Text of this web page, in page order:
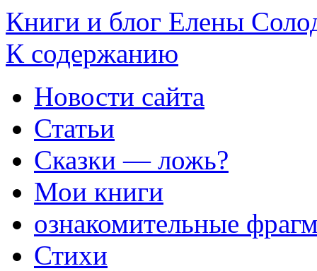
Книги и блог Елены
К содержанию
Новости сайта
Статьи
Сказки — ложь?
Мои книги
ознакомительные
Стихи